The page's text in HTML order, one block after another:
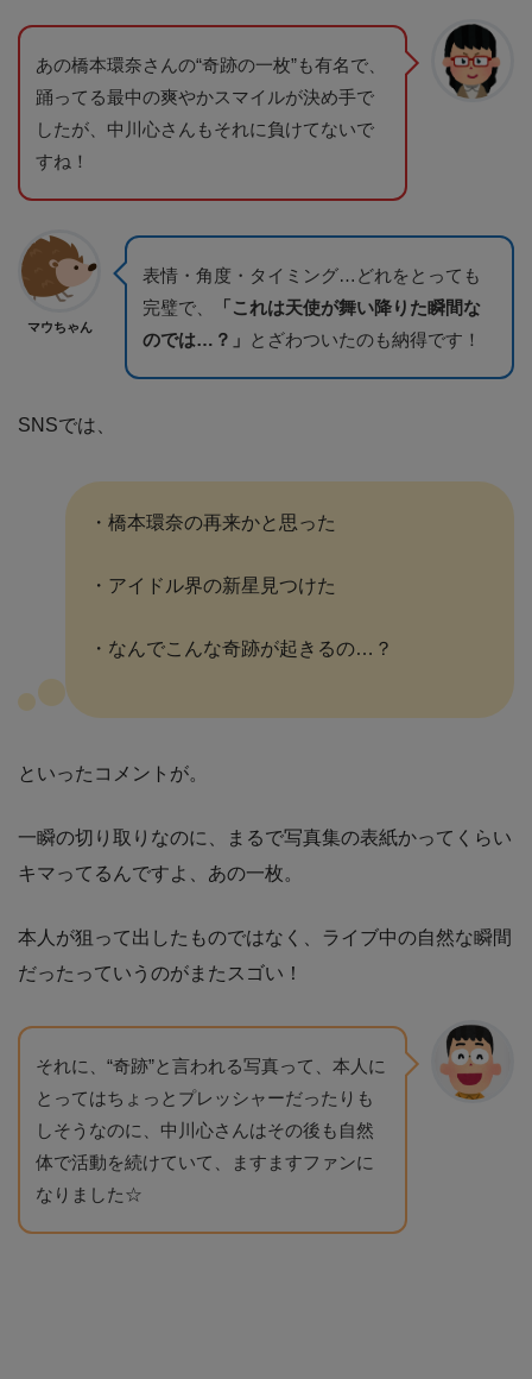
あの橋本環奈さんの“奇跡の一枚”も有名で、
踊ってる最中の爽やかスマイルが決め手で
したが、中川心さんもそれに負けてないで
すね！
マウちゃん
表情・角度・タイミング…どれをとっても
完璧で、
「これは天使が舞い降りた瞬間な
のでは…？」 とざわついたのも納得です！
SNSでは、
・橋本環奈の再来かと思った
・アイドル界の新星見つけた
・なんでこんな奇跡が起きるの…？
といったコメントが。
一瞬の切り取りなのに、まるで写真集の表紙かってくらい
キマってるんですよ、あの一枚。
本人が狙って出したものではなく、ライブ中の自然な瞬間
だったっていうのがまたスゴい！
それに、“奇跡”と言われる写真って、本人に
とってはちょっとプレッシャーだったりも
しそうなのに、中川心さんはその後も自然
体で活動を続けていて、ますますファンに
なりました☆